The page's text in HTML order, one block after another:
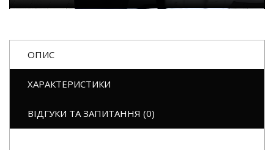
ОПИС
ХАРАКТЕРИСТИКИ
ВІДГУКИ ТА ЗАПИТАННЯ (0)